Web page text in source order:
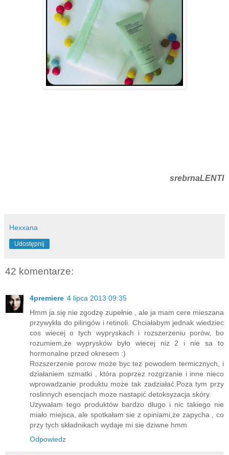
srebrnaLENTI
Hexxana
Udostępnij
42 komentarze:
4premiere 4 lipca 2013 09:35
Hmm ja się nie zgodzę zupełnie , ale ja mam cere mieszana
przywykła do pilingów i retinoli. Chciałabym jednak wiedziec
cos wiecej o tych wypryskach i rozszerzeniu porów, bo
rozumiem,że wyprysków było wiecej niz 2 i nie sa to
hormonalne przed okresem :)
Rozszerzenie porow może byc tez powodem termicznych, i
działaniem szmatki , która poprzez rozgrzanie i inne nieco
wprowadzanie produktu może tak zadziałać.Poza tym przy
roslinnych esencjach moze nastapić detoksyzacja skóry.
Uzywałam tego produktów bardzo długo i nic takiego nie
miało miejsca, ale spotkałam sie z opiniami,że zapycha , co
przy tych składnikach wydaje mi sie dziwne hmm
Odpowiedz